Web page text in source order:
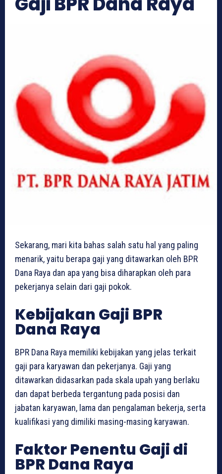
Sekarang, mari kita bahas salah satu hal yang paling
menarik, yaitu berapa gaji yang ditawarkan oleh BPR
Dana Raya dan apa yang bisa diharapkan oleh para
pekerjanya selain dari gaji pokok.
Kebijakan Gaji BPR
Dana Raya
BPR Dana Raya memiliki kebijakan yang jelas terkait
gaji para karyawan dan pekerjanya. Gaji yang
ditawarkan didasarkan pada skala upah yang berlaku
dan dapat berbeda tergantung pada posisi dan
jabatan karyawan, lama dan pengalaman bekerja, serta
kualifikasi yang dimiliki masing-masing karyawan.
Faktor Penentu Gaji di
BPR Dana Raya